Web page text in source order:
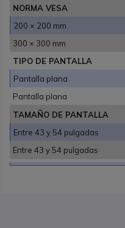
NORMA VESA
200 × 200 mm
300 × 300 mm
TIPO DE PANTALLA
Pantalla plana
Pantalla plana
TAMAÑO DE PANTALLA
Entre 43 y 54 pulgadas
Entre 43 y 54 pulgadas